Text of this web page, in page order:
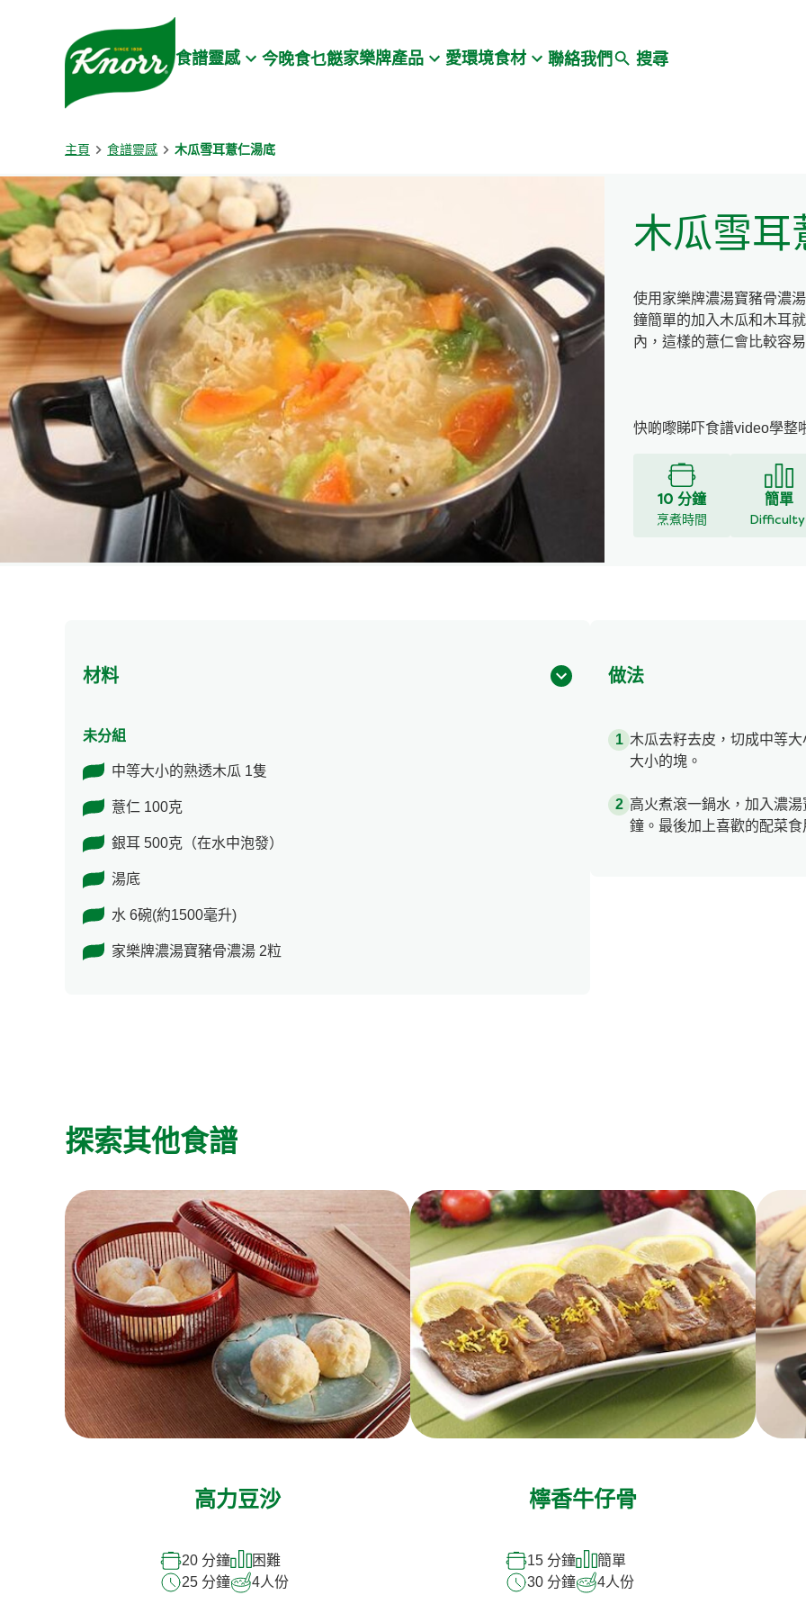
Skip to:
食譜靈感 今晚食乜餸家樂牌產品 愛環境食材 聯絡我們 搜尋
主頁 食譜靈感 木瓜雪耳薏仁湯底
木瓜雪耳
使用家樂牌濃湯寶豬骨濃
鐘簡單的加入木瓜和木耳
內，這樣的薏仁會比較容
快啲嚟睇吓食譜video學整
10 分鐘
烹煮時間
簡單
材料
未分組
中等大小的熟透木瓜 1隻
薏仁 100克
銀耳 500克（在水中泡發）
湯底
水 6碗(約1500毫升)
家樂牌濃湯寶豬骨濃湯 2粒
做法
木瓜去籽去皮，切成中等
大小的塊。
高火煮滾一鍋水，加入濃
鐘。最後加上喜歡的配菜食
探索其他食譜
高力豆沙
20 分鐘
困難
25 分鐘
4人份
檸香牛仔骨
15 分鐘
簡單
30 分鐘
4人份